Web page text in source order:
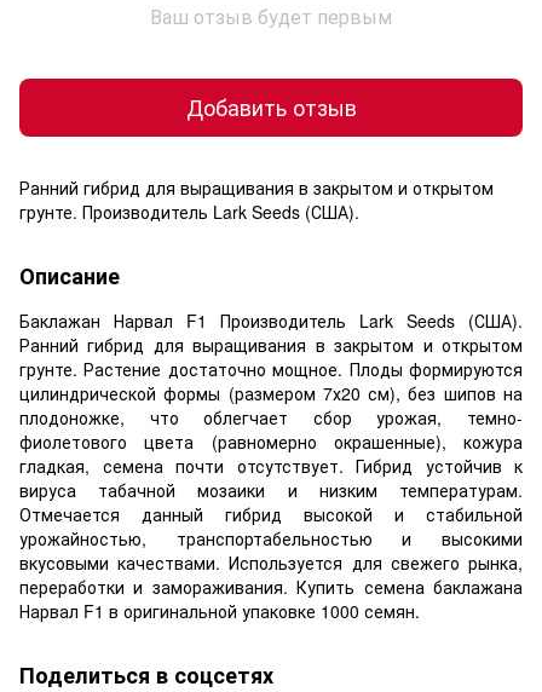
Ваш отзыв будет первым
Добавить отзыв
Ранний гибрид для выращивания в закрытом и открытом
грунте. Производитель Lark Seeds (США).
Описание
Баклажан Нарвал F1 Производитель Lark Seeds (США).
Ранний гибрид для выращивания в закрытом и открытом
грунте. Растение достаточно мощное. Плоды формируются
цилиндрической формы (размером 7х20 см), без шипов на
плодоножке, что облегчает сбор урожая, темно-
фиолетового цвета (равномерно окрашенные), кожура
гладкая, семена почти отсутствует. Гибрид устойчив к
вируса табачной мозаики и низким температурам.
Отмечается данный гибрид высокой и стабильной
урожайностью, транспортабельностью и высокими
вкусовыми качествами. Используется для свежего рынка,
переработки и замораживания. Купить семена баклажана
Нарвал F1 в оригинальной упаковке 1000 семян.
Поделиться в соцсетях